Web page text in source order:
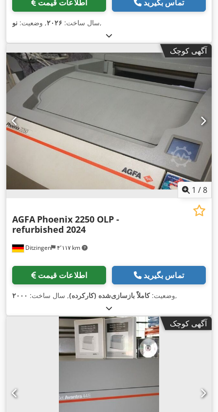
اطلاعات قیمت تماس بگیرید
سال ساخت: ۲۰۲۶, وضعیت: نو ,
آگهی کوچک
1 /8
Ditzingen ۴٬۱۱۷ km
AGFA Phoenix 2250 OLP -
refurbished 2024
اطلاعات قیمت تماس بگیرید
وضعیت:کاملاً بازسازی‌شده (کارکرده), سال ساخت: ۲۰۰۰ ,
آگهی کوچک